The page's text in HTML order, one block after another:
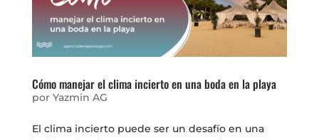
Cómo manejar el clima incierto en una boda en la playa
por Yazmin AG
El clima incierto puede ser un desafío en una